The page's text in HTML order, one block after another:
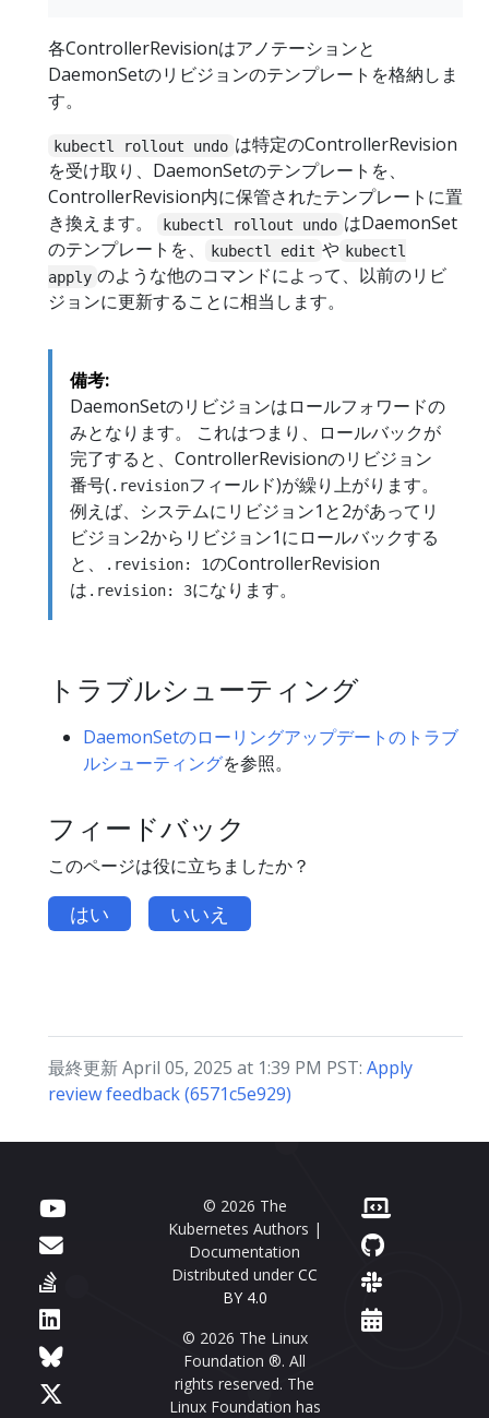
各ControllerRevisionはアノテーションと
DaemonSetのリビジョンのテンプレートを格納しま
す。
kubectl rollout undo は特定のControllerRevision
を受け取り、DaemonSetのテンプレートを、
ControllerRevision内に保管されたテンプレートに置
き換えます。
kubectl rollout undo はDaemonSet
のテンプレートを、
kubectl edit や kubectl
apply のような他のコマンドによって、以前のリビ
ジョンに更新することに相当します。
備考:
DaemonSetのリビジョンはロールフォワードの
みとなります。 これはつまり、ロールバックが
完了すると、ControllerRevisionのリビジョン
番号( .revisionフィールド)が繰り上がります。
例えば、システムにリビジョン1と2があってリ
ビジョン2からリビジョン1にロールバックする
と、
.revision: 1のControllerRevision
は .revision: 3になります。
トラブルシューティング
DaemonSetのローリングアップデートのトラブ
ルシューティングを参照。
フィードバック
このページは役に立ちましたか？
はい いいえ
最終更新 April 05, 2025 at 1:39 PM PST: Apply
review feedback (6571c5e929)
© 2026 The
Kubernetes Authors |
Documentation
Distributed under CC
BY 4.0
© 2026 The Linux
Foundation ®. All
rights reserved. The
Linux Foundation has